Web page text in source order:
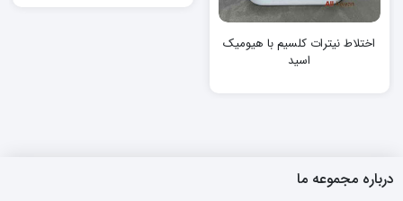
اختلاط نیترات کلسیم با هیومیک
اسید
درباره مجموعه ما